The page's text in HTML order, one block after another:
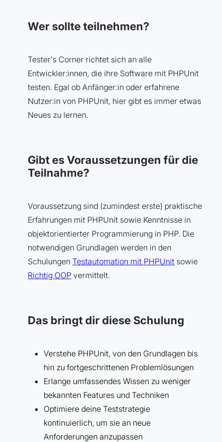
Wer sollte teilnehmen?
Tester's Corner richtet sich an alle
Entwickler:innen, die ihre Software mit PHPUnit
testen. Egal ob Anfänger:in oder erfahrene
Nutzer:in von PHPUnit, hier gibt es immer etwas
Neues zu lernen.
Gibt es Voraussetzungen für die
Teilnahme?
Voraussetzung sind (zumindest erste) praktische
Erfahrungen mit PHPUnit sowie Kenntnisse in
objektorientierter Programmierung in PHP. Die
notwendigen Grundlagen werden in den
Schulungen Testautomation mit PHPUnit sowie
Richtig OOP vermittelt.
Das bringt dir diese Schulung
Verstehe PHPUnit, von den Grundlagen bis
hin zu fortgeschrittenen Problemlösungen
Erlange umfassendes Wissen zu weniger
bekannten Features und Techniken
Optimiere deine Teststrategie
kontinuierlich, um sie an neue
Anforderungen anzupassen